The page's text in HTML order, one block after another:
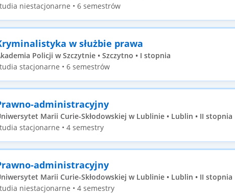
niestacjonarne • 6 semestrów
w służbie prawa
Policji w Szczytnie • Szczytno • I stopnia
stacjonarne • 6 semestrów
administracyjny
Marii Curie-Skłodowskiej w Lublinie • Lublin • II stopnia
stacjonarne • 4 semestry
administracyjny
Marii Curie-Skłodowskiej w Lublinie • Lublin • II stopnia
niestacjonarne • 4 semestry